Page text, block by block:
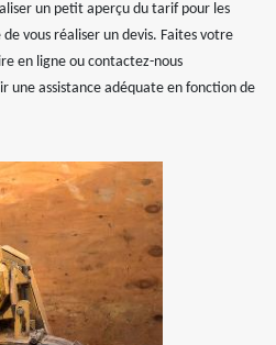
un petit aperçu du tarif pour les
vous réaliser un devis. Faites votre
en ligne ou contactez-nous
une assistance adéquate en fonction de